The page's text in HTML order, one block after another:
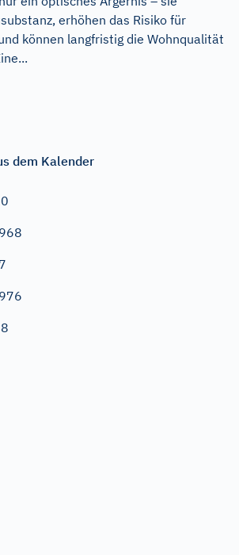
erhöhen das Risiko für
können langfristig die Wohnqualität
dem Kalender